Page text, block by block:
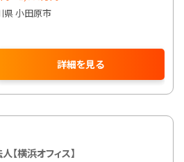
詳細を見る
県 小田原市
【横浜オフィス】